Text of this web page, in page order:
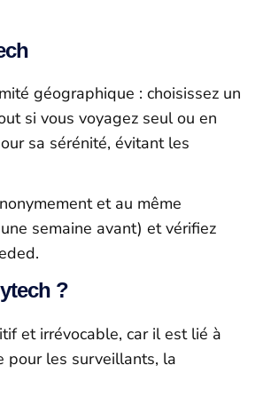
géographique : choisissez un
si vous voyagez seul ou en
sa sérénité, évitant les
et au même
semaine avant) et vérifiez
?
et irrévocable, car il est lié à
pour les surveillants, la